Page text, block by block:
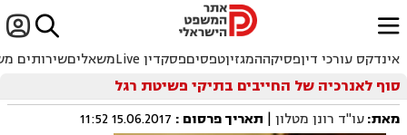

ﱐ
אינדקס עורכי דיןפסיקההמגזיןטפסיםפסקדין Live משאליםשירותים
סוף לאנרכיה של החייבים בתיקי פשיטת רגל
מאת:עו"ד רונן מטלון | תאריך פרסום :
15.06.2017 11:52